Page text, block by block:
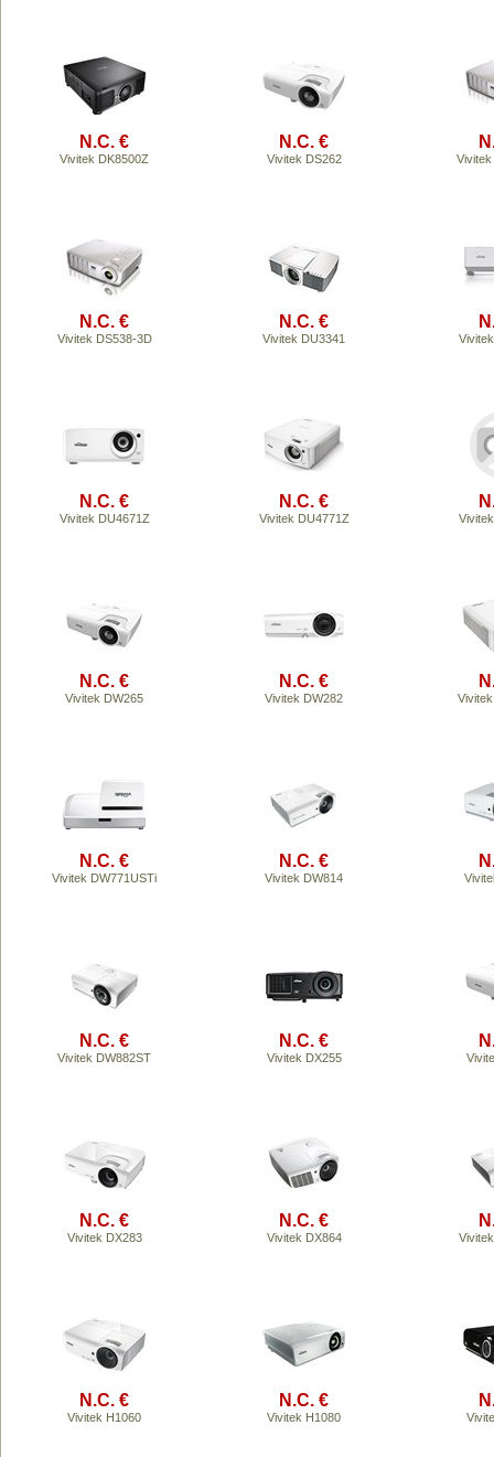
N.C. €
Vivitek DK8500Z
N.C. €
Vivitek DS262
N.C. €
Vivitek DS538-3D
N.C. €
Vivitek DU3341
N.C. €
Vivitek DU4671Z
N.C. €
Vivitek DU4771Z
N.C. €
Vivitek DW265
N.C. €
Vivitek DW282
N.C. €
Vivitek DW771USTi
N.C. €
Vivitek DW814
N.C. €
Vivitek DW882ST
N.C. €
Vivitek DX255
N.C. €
Vivitek DX283
N.C. €
Vivitek DX864
N.C. €
Vivitek H1060
N.C. €
Vivitek H1080